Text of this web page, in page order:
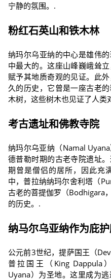
宁静的氛围。.
粉红石英山和铁木林
纳玛尔乌亚纳的中心是雄伟
中最大的。这座山峰巍峨耸
赋予其地质奇观的见证。此
久的历史，它曾是一座古老
木树，这些树木也见证了人类
考古遗址和佛教寺院
纳玛尔乌亚纳（Namal
德普勒时期的古老寺院遗址
期曾是僧侣的居所，因此充
中，普拉纳纳玛尔舍利塔（
古老的菩提伽罗（Bodhigara
的历史。.
纳马尔乌亚纳作为庇
公元前3世纪，提萨国王（
普拉国王（King Dappula
Uyana）为圣地。这里成为